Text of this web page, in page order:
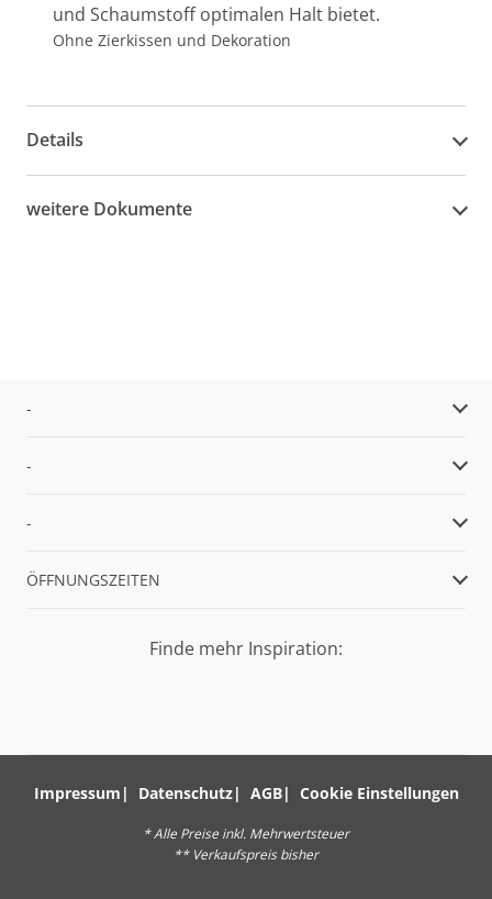
und Schaumstoff optimalen Halt bietet.
Ohne Zierkissen und Dekoration
Details
weitere Dokumente
-
-
-
ÖFFNUNGSZEITEN
Finde mehr Inspiration:
Impressum Datenschutz AGB Cookie Einstellungen
* Alle Preise inkl. Mehrwertsteuer
** Verkaufspreis bisher